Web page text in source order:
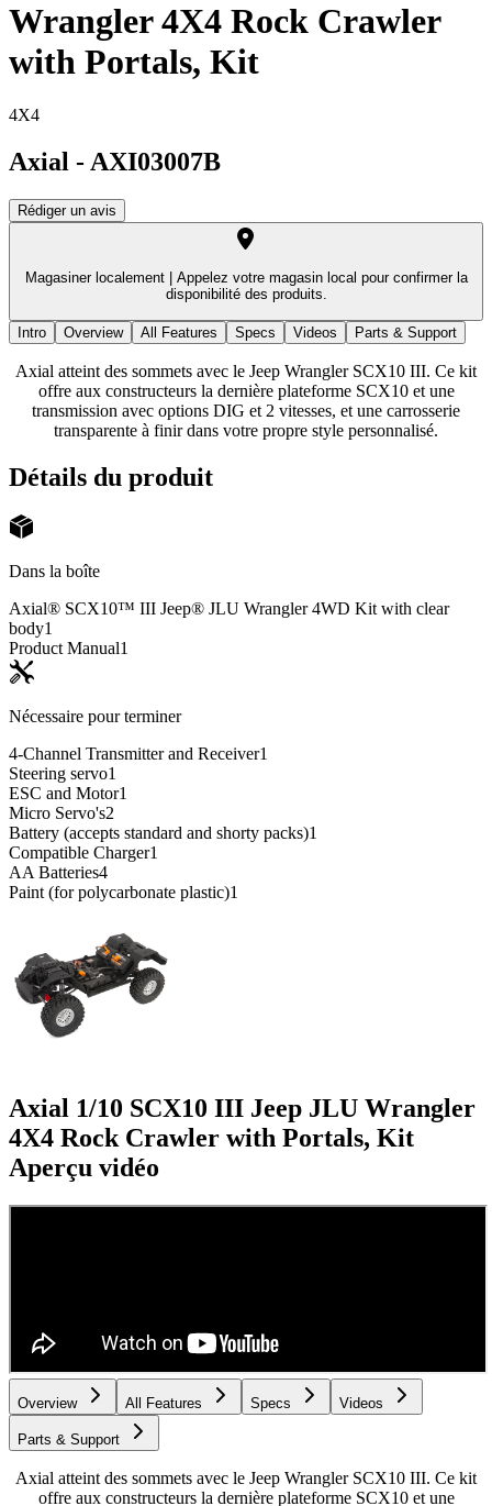
Wrangler 4X4 Rock Crawler
with Portals, Kit
4X4
Axial - AXI03007B
Rédiger un avis
Magasiner localement |
Appelez votre magasin local pour confirmer la
disponibilité des produits.
Intro Overview All Features Specs Videos Parts & Support
Axial atteint des sommets avec le Jeep Wrangler SCX10 III. Ce kit
offre aux constructeurs la dernière plateforme SCX10 et une
transmission avec options DIG et 2 vitesses, et une carrosserie
transparente à finir dans votre propre style personnalisé.
Détails du produit
Dans la boîte
Axial® SCX10™ III Jeep® JLU Wrangler 4WD Kit with clear
body1
Product Manual1
Nécessaire pour terminer
4-Channel Transmitter and Receiver1
Steering servo1
ESC and Motor1
Micro Servo's2
Battery (accepts standard and shorty packs)1
Compatible Charger1
AA Batteries4
Paint (for polycarbonate plastic)1
Axial 1/10 SCX10 III Jeep JLU Wrangler
4X4 Rock Crawler with Portals, Kit
Aperçu vidéo
Overview All Features Specs Videos
Parts & Support
Axial atteint des sommets avec le Jeep Wrangler SCX10 III. Ce kit
offre aux constructeurs la dernière plateforme SCX10 et une